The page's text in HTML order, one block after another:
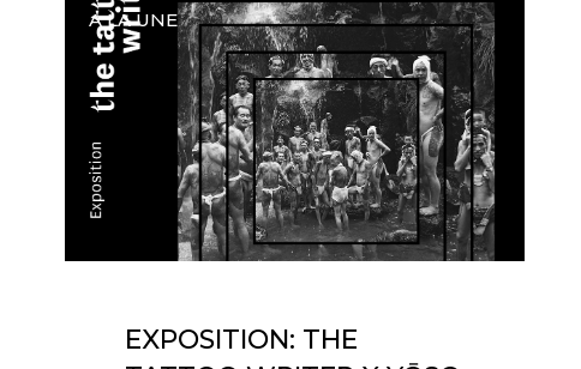
A LA UNE
EXPOSITION: THE